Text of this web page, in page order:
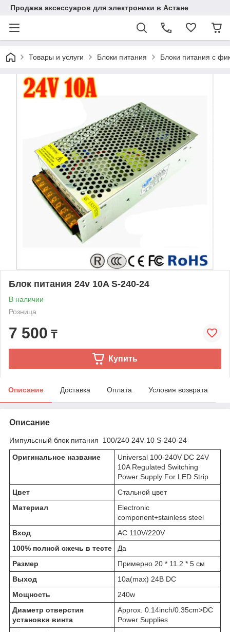
Продажа аксессуаров для электроники в Астане
Товары и услуги Блоки питания Блоки питания с
Блок питания 24v 10A S-240-24
В наличии
Розница
7 500 ₸
Купить
Описание Доставка Оплата Условия возврата
Описание
Импульсный блок питания 100/240 24V 10 S-240-24
Оригинальное название
Universal 100-240V DC 24V
10A Regulated Switching
Power Supply For LED Strip
Цвет
Стальной цвет
Материал
Electronic
component+stainless steel
Вход
AC 110V/220V
100% полной сжечь в тесте
Да
Размер
Примерно 20 * 11.2 * 5 см
Выход
10a(max) 24В DC
Мощность
240w
Диаметр отверстия
установки винта
Approx. 0.14inch/0.35cm>DC
Power Supplies